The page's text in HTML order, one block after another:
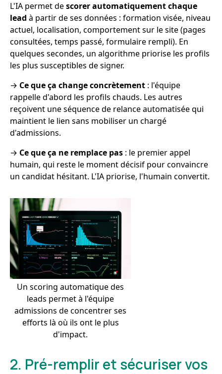
L'IA permet descorer automatiquement chaque
lead à partir de ses données : formation visée, niveau
actuel, localisation, comportement sur le site (pages
consultées, temps passé, formulaire rempli). En
quelques secondes, un algorithme priorise les profils
les plus susceptibles de signer.
→ Ce que ça change concrètement : l'équipe
rappelle d'abord les profils chauds. Les autres
reçoivent une séquence de relance automatisée qui
maintient le lien sans mobiliser un chargé
d'admissions.
→ Ce que ça ne remplace pas : le premier appel
humain, qui reste le moment décisif pour convaincre
un candidat hésitant. L'IA priorise, l'humain convertit.
Un scoring automatique des
leads permet à l'équipe
admissions de concentrer ses
efforts là où ils ont le plus
d'impact.
2. Pré-remplir et sécuriser vos